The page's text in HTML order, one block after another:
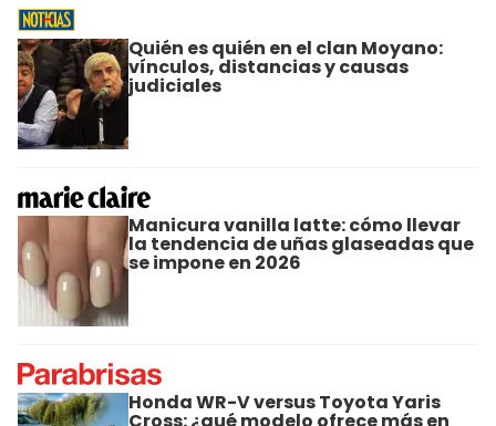
Quién es quién en el clan Moyano:
vínculos, distancias y causas
judiciales
Manicura vanilla latte: cómo llevar
la tendencia de uñas glaseadas que
se impone en 2026
Honda WR-V versus Toyota Yaris